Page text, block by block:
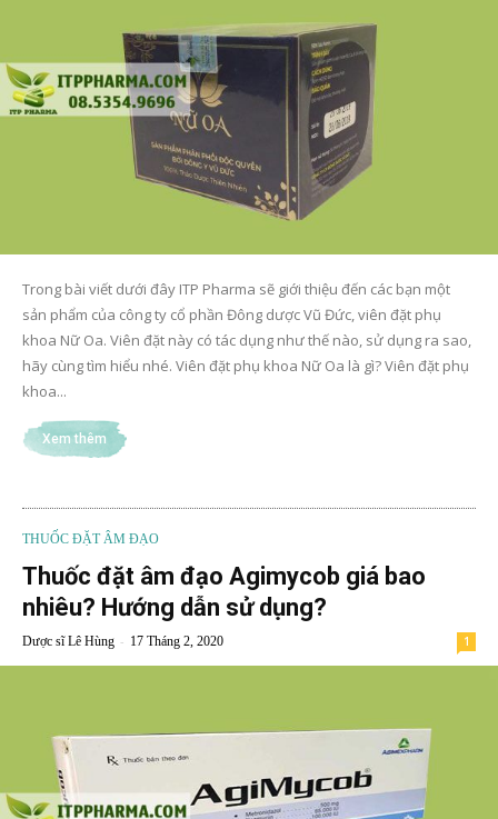
Trong bài viết dưới đây ITP Pharma sẽ giới thiệu đến các bạn một
sản phẩm của công ty cổ phần Đông dược Vũ Đức, viên đặt phụ
khoa Nữ Oa. Viên đặt này có tác dụng như thế nào, sử dụng ra sao,
hãy cùng tìm hiểu nhé. Viên đặt phụ khoa Nữ Oa là gì? Viên đặt phụ
khoa...
Xem thêm
THUỐC ĐẶT ÂM ĐẠO
Thuốc đặt âm đạo Agimycob giá bao
nhiêu? Hướng dẫn sử dụng?
Dược sĩ Lê Hùng - 17 Tháng 2, 2020 1